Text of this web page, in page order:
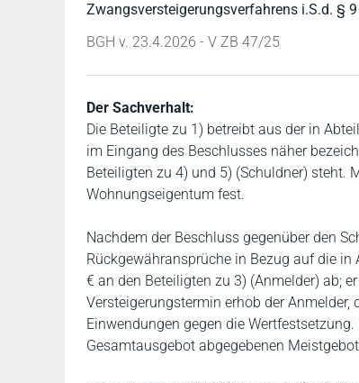
Zwangsversteigerungsverfahrens i.S.d. § 9
BGH v. 23.4.2026 - V ZB 47/25
Der Sachverhalt:
Die Beteiligte zu 1) betreibt aus der in
im Eingang des Beschlusses näher
Beteiligten zu 4) und 5) (Schuldner) steht.
Wohnungseigentum fest.
Nachdem der Beschluss gegenüber den
Rückgewähransprüche in Bezug auf die
€ an den Beteiligten zu 3) (Anmelder) ab;
Versteigerungstermin erhob der
Einwendungen gegen die
Gesamtausgebot abgegebenen